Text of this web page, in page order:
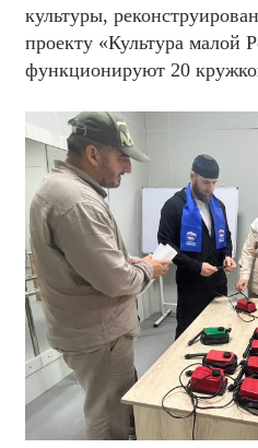
культуры,
проекту «Культура малой
функционируют 20